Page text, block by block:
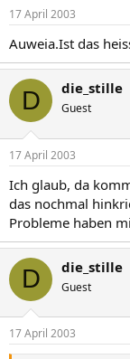
17 April 2003
Auweia.Ist das
D die_stille
Guest
17 April 2003
Ich glaub, da
das nochmal
Probleme haben
D die_stille
Guest
17 April 2003